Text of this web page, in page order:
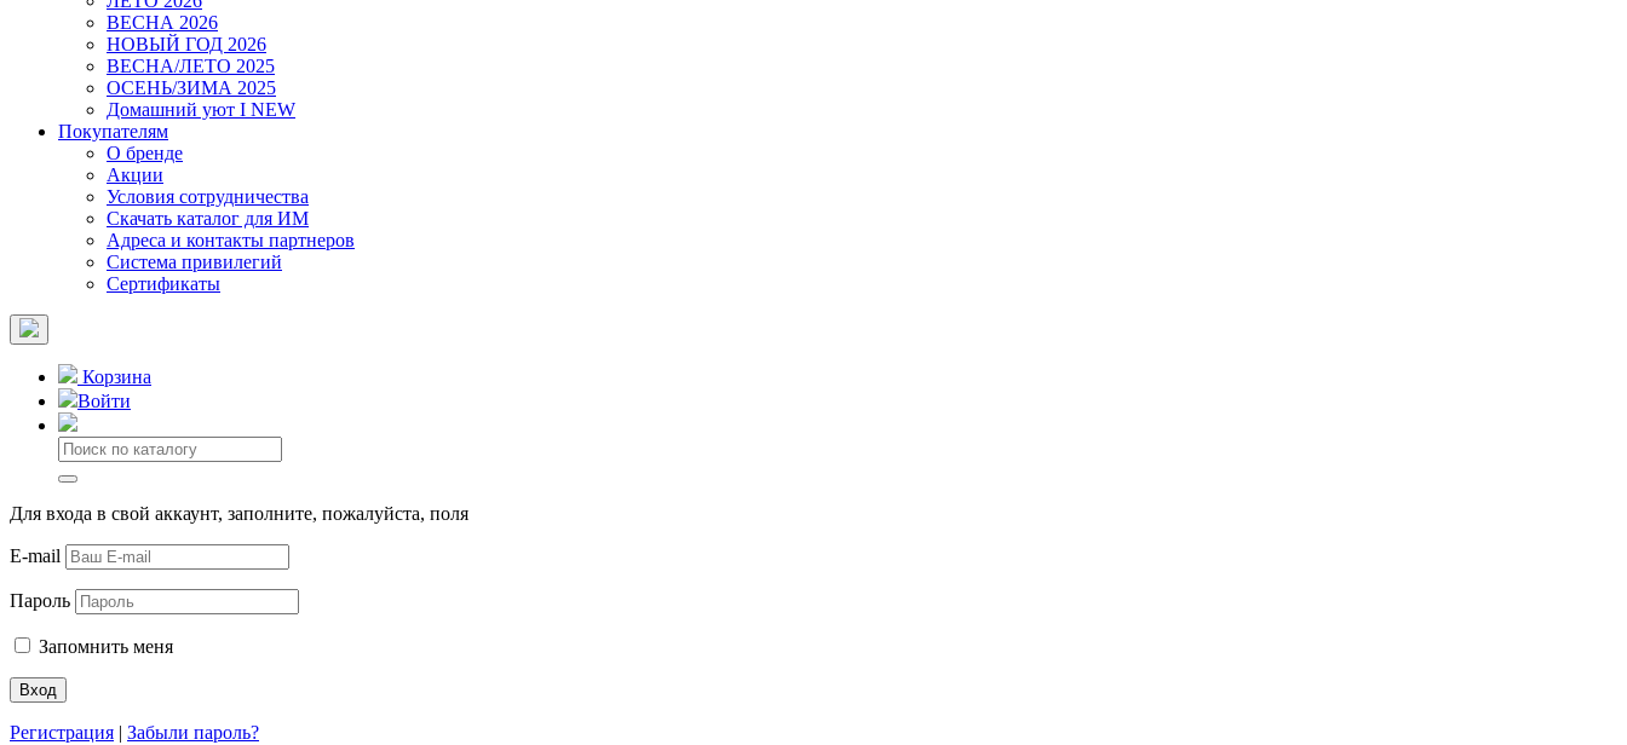
ВЕСНА 2026
НОВЫЙ ГОД 2026
ВЕСНА/ЛЕТО 2025
ОСЕНЬ/ЗИМА 2025
Домашний уют I NEW
Покупателям
О бренде
Акции
Условия сотрудничества
Скачать каталог для ИМ
Адреса и контакты партнеров
Система привилегий
Сертификаты
Корзина
Войти
Для входа в свой аккаунт, заполните, пожалуйста, поля
E-mail
Пароль
Запомнить меня
Регистрация | Забыли пароль?